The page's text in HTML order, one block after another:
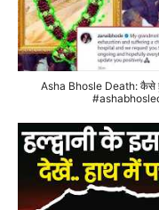
Asha Bhosle Death: कैसे